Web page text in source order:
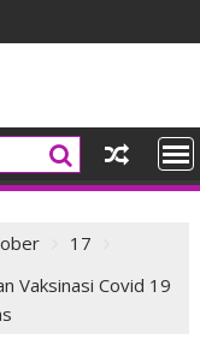
17
Vaksinasi Covid 19